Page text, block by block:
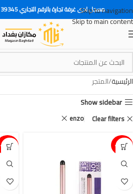
Skip to navigation
Skip to main content
مسجل لدى غرفة تجارة بالرقم التجاري 39345
الرئيسية المتجر
Show sidebar
Clear filters
enzo
15%-
15%-